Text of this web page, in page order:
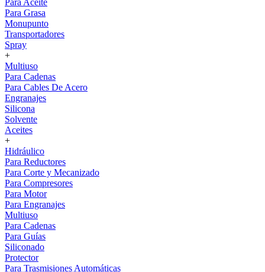
Para Aceite
Para Grasa
Monupunto
Transportadores
Spray
+
Multiuso
Para Cadenas
Para Cables De Acero
Engranajes
Silicona
Solvente
Aceites
+
Hidráulico
Para Reductores
Para Corte y Mecanizado
Para Compresores
Para Motor
Para Engranajes
Multiuso
Para Cadenas
Para Guías
Siliconado
Protector
Para Trasmisiones Automáticas